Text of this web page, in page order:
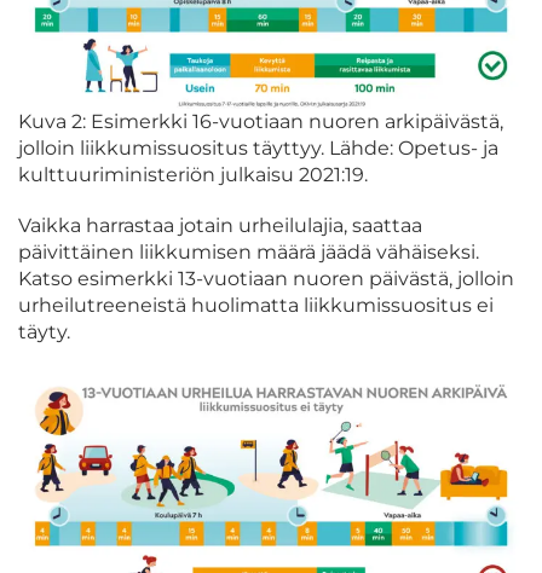
Kuva 2: Esimerkki 16-vuotiaan nuoren arkipäivästä,
jolloin liikkumissuositus täyttyy. Lähde: Opetus- ja
kulttuuriministeriön julkaisu 2021:19.
Vaikka harrastaa jotain urheilulajia, saattaa
päivittäinen liikkumisen määrä jäädä vähäiseksi.
Katso esimerkki 13-vuotiaan nuoren päivästä, jolloin
urheilutreeneistä huolimatta liikkumissuositus ei
täyty.